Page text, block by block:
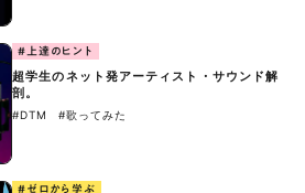
#上達のヒント
超学生のネット発アーティスト・サウンド解
剖。
#DTM #歌ってみた
#ゼロから学ぶ